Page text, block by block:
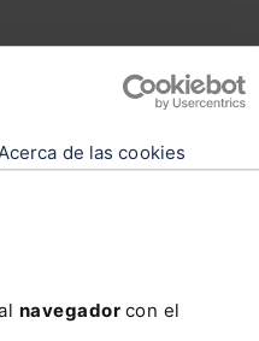
de las cookies
navegador con el